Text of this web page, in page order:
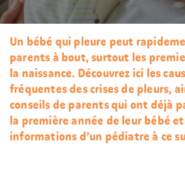
Un bébé qui pleure peut
parents à bout, surtout les
la naissance. Découvrez ici les
fréquentes des crises de pleurs,
conseils de parents qui ont déjà
la première année de leur bébé
informations d’un pédiatre à ce